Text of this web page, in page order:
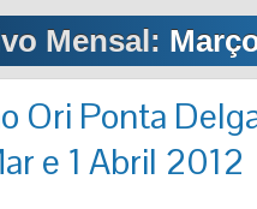
Mensal:
Ori Ponta
e 1 Abril 2012